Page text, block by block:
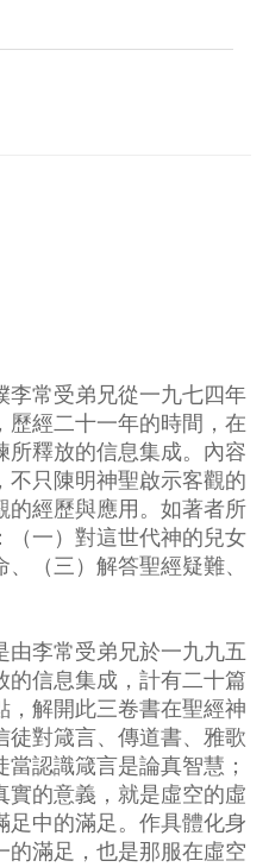
李常受弟兄從一九七四年
歷經二十一年的時間，在
所釋放的信息集成。內容
不只陳明神聖啟示客觀的
的經歷與應用。如著者所
（一）對這世代神的兒女
（三）解答聖經疑難、
由李常受弟兄於一九九五
的信息集成，計有二十篇
，解開此三卷書在聖經神
徒對箴言、傳道書、雅歌
認識箴言是論真智慧；
實的意義，就是虛空的虛
足中的滿足。作具體化身
的滿足，也是那服在虛空